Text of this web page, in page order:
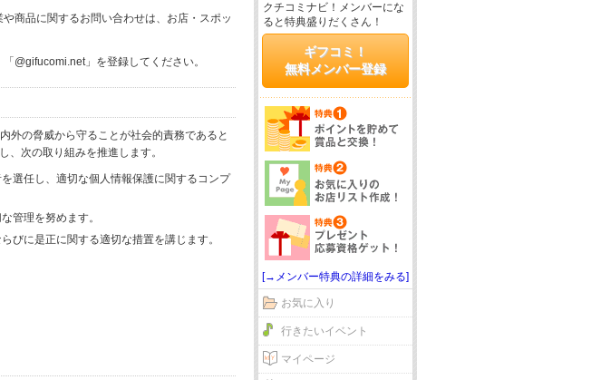
商品に関するお問い合わせは、お店・スポッ
@gifucomi.net」を登録してください。
外の脅威から守ることが社会的責務であると
次の取り組みを推進します。
選任し、適切な個人情報保護に関するコンプ
管理を努めます。
びに是正に関する適切な措置を講じます。
クチコミナビ！メンバーにな
ると特典盛りだくさん！
ギフコミ！
無料メンバー登録
[→メンバー特典の詳細をみる]
お気に入り
行きたいイベント
マイページ